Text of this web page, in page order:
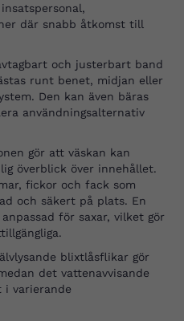
där snabb åtkomst till
och justerbart band
runt benet, midjan eller
Den kan även bäras
användningsalternativ
gör att väskan kan
överblick över innehållet.
fickor och fack som
och säkert på plats. En
för saxar, vilket gör
blixtlåsflikar gör
det vattenavvisande
i varierande